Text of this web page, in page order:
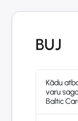
BUJ
Kādu
varu
Baltic